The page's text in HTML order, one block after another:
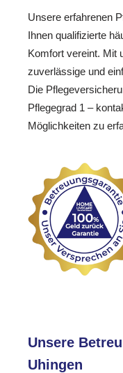
Unsere erfahrenen
Ihnen qualifizierte
Komfort vereint. Mit
zuverlässige und
Die
Pflegegrad 1 –
Möglichkeiten zu
Unsere
Uhingen